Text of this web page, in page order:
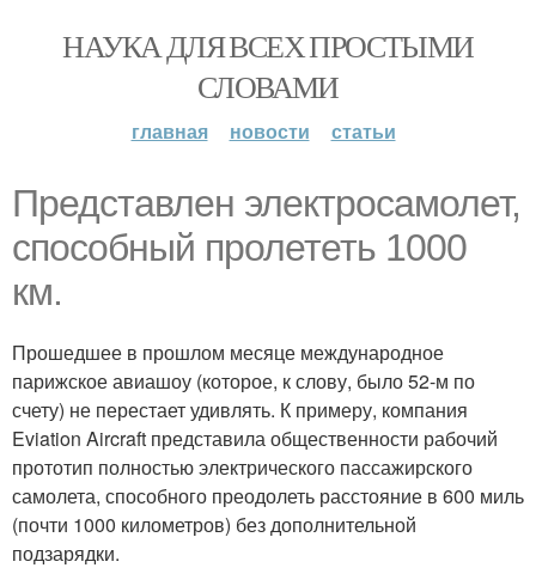
НАУКА ДЛЯ ВСЕХ ПРОСТЫМИ
СЛОВАМИ
главная новости статьи
Представлен электросамолет,
способный пролететь 1000
км.
Прошедшее в прошлом месяце международное
парижское авиашоу (которое, к слову, было 52-м по
счету) не перестает удивлять. К примеру, компания
Eviation Aircraft представила общественности рабочий
прототип полностью электрического пассажирского
самолета, способного преодолеть расстояние в 600 миль
(почти 1000 километров) без дополнительной
подзарядки.